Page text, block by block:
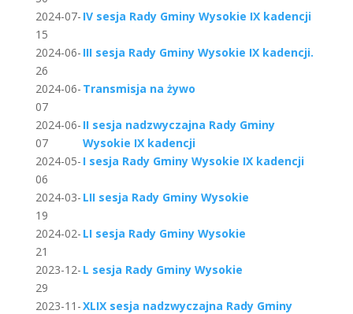
2024-07-
15
IV sesja Rady Gminy Wysokie IX kadencji
2024-06-
26
III sesja Rady Gminy Wysokie IX kadencji.
2024-06-
07
Transmisja na żywo
2024-06-
07
II sesja nadzwyczajna Rady Gminy
Wysokie IX kadencji
2024-05-
06
I sesja Rady Gminy Wysokie IX kadencji
2024-03-
19
LII sesja Rady Gminy Wysokie
2024-02-
21
LI sesja Rady Gminy Wysokie
2023-12-
29
L sesja Rady Gminy Wysokie
2023-11-XLIX sesja nadzwyczajna Rady Gminy